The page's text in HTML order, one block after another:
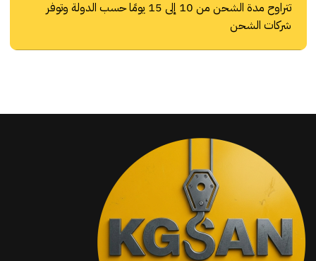
تتراوح مدة الشحن من 10 إلى 15 يومًا حسب الدولة وتوفر
شركات الشحن